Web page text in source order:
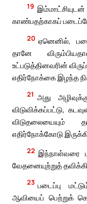
19
காண்பதற்காகப் படைப்பே
20 ஏனெனில்,
தானே
உட்படுத்தினவரின்
எதிர்நோக்கை இழந்த
21 அது
விடுவிக்கப்பட்டு,
விடுதலையையும்
எதிர்நோக்கோடு
22 இந்நாள்வரை
வேதனையுற்றுத்
23 படைப்பு
ஆவியைப் பெற்றுக்